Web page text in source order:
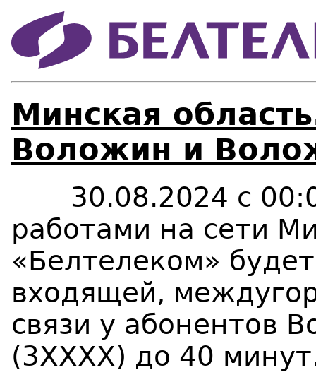
Минская
Воложин и
30.08.2024 с 00
работами на сети
«Белтелеком»
входящей,
связи у абонентов
(3ХХХХ) до 40